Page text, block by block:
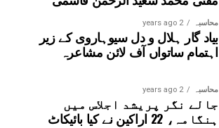
محاسبہ 2 years ago
بیاد گار ہلال و دل سیوہاروی کے زیر
اہتمام ساتواں آف لائن مشاعرہ
محاسبہ 2 years ago
جالے نگر پریشد اجلاس میں
ہنگامہ، 22 اراکین نے کیا بائیکاٹ